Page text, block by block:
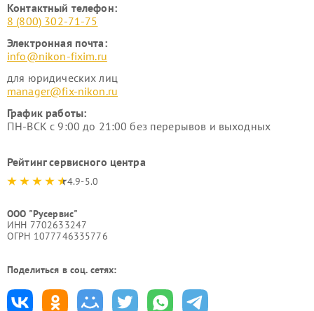
Контактный телефон:
8 (800) 302-71-75
Электронная почта:
info@nikon-fixim.ru
для юридических лиц
manager@fix-nikon.ru
График работы:
ПН-ВСК с 9:00 до 21:00 без перерывов и выходных
Рейтинг сервисного центра
4.9-5.0
ООО "Русервис"
ИНН 7702633247
ОГРН 1077746335776
Поделиться в соц. сетях: